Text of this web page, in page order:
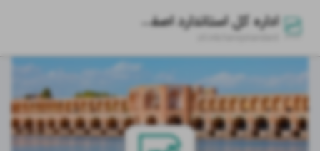
اداره کل استاندارد اصفهان